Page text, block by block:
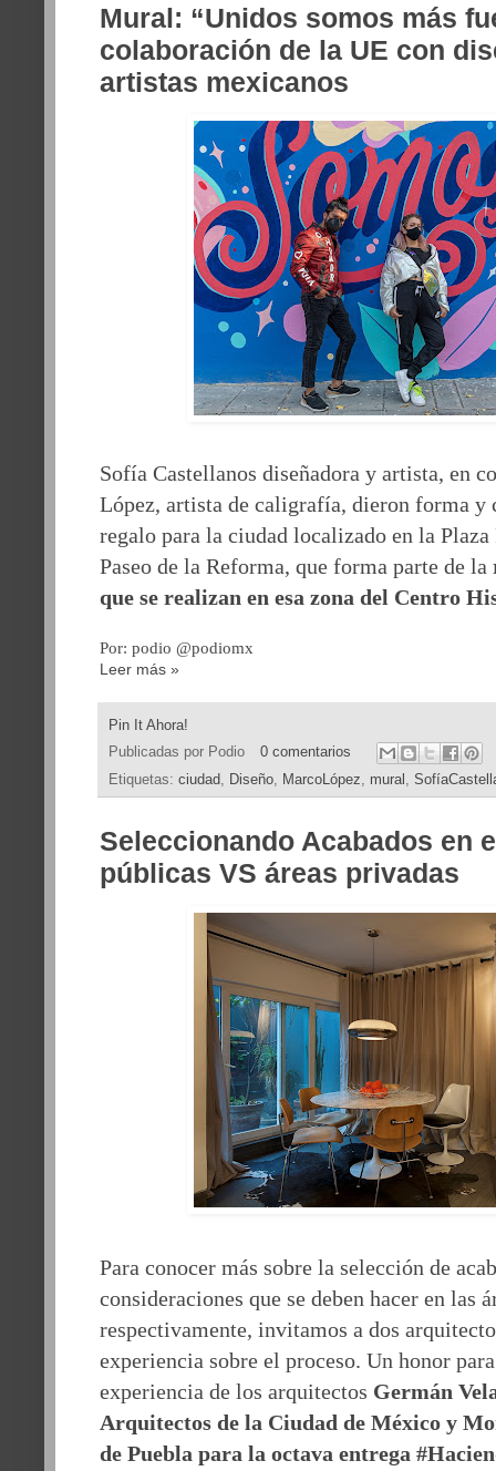
Mural: “Unidos somos más
colaboración de la UE con
artistas mexicanos
Sofía Castellanos diseñadora y artista, en
López, artista de caligrafía, dieron forma y
regalo para la ciudad localizado en la
Paseo de la Reforma, que forma parte de la
que se realizan en esa zona del Centro
Por: podio @podiomx
Leer más »
Pin It Ahora!
Publicadas por Podio
0 comentarios
Etiquetas: ciudad, Diseño, MarcoLópez, mural ,
Seleccionando Acabados en
públicas VS áreas privadas
Para conocer más sobre la selección de
consideraciones que se deben hacer en las
respectivamente, invitamos a dos
experiencia sobre el proceso. Un honor
experiencia de los arquitectos Germán
Arquitectos de la Ciudad de México y
de Puebla para la octava entrega